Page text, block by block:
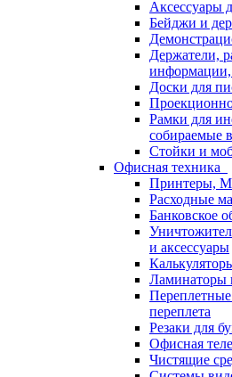
Аксессуары
Бейджи и
Держатели,
Доски для
Рамки для
собираемые
Стойки и
Офисная техника
Принтеры,
Расходные
Банковское
и аксессуары
Ламинаторы
переплета
Резаки для
Офисная
Чистящие